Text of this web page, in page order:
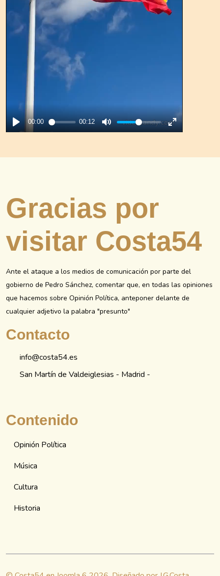
Gracias por
visitar Costa54
Ante el ataque a los medios de comunicación por parte del
gobierno de Pedro Sánchez, comentar que, en todas las opiniones
que hacemos sobre Opinión Política, anteponer delante de
cualquier adjetivo la palabra "presunto"
Contacto
info@costa54.es
San Martín de Valdeiglesias - Madrid -
Contenido
Opinión Política
Música
Cultura
Historia